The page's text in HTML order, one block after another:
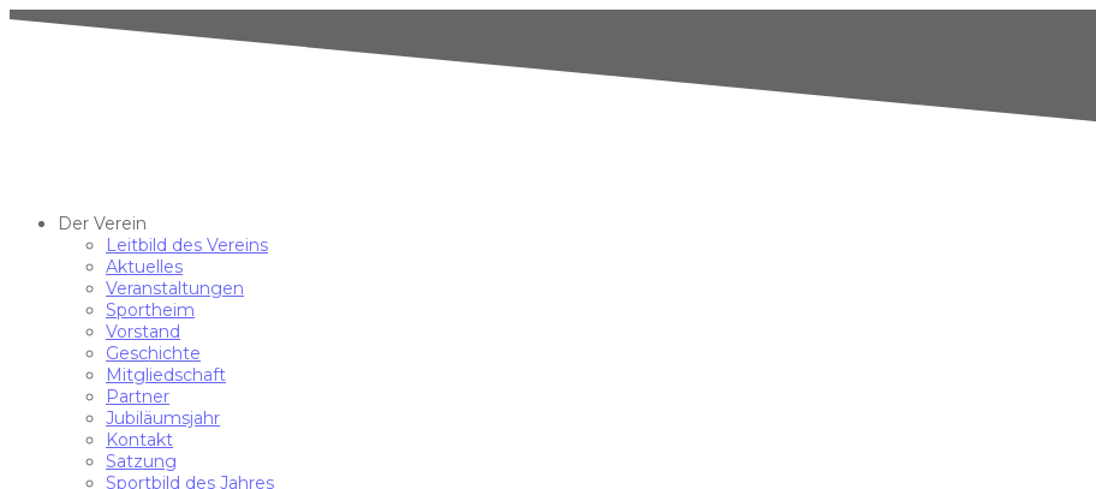
Der Verein
Leitbild des Vereins
Aktuelles
Veranstaltungen
Sportheim
Vorstand
Geschichte
Mitgliedschaft
Partner
Jubiläumsjahr
Kontakt
Satzung
Sportbild des Jahres